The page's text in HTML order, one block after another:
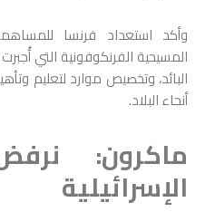
وأكد استعداد فرنسا
المسيحية الفرنكوفونية التي
البائد، وتخصيص موارد لتعليم
أنحاء البلاد.
ماكرون:
الإسرائيلية